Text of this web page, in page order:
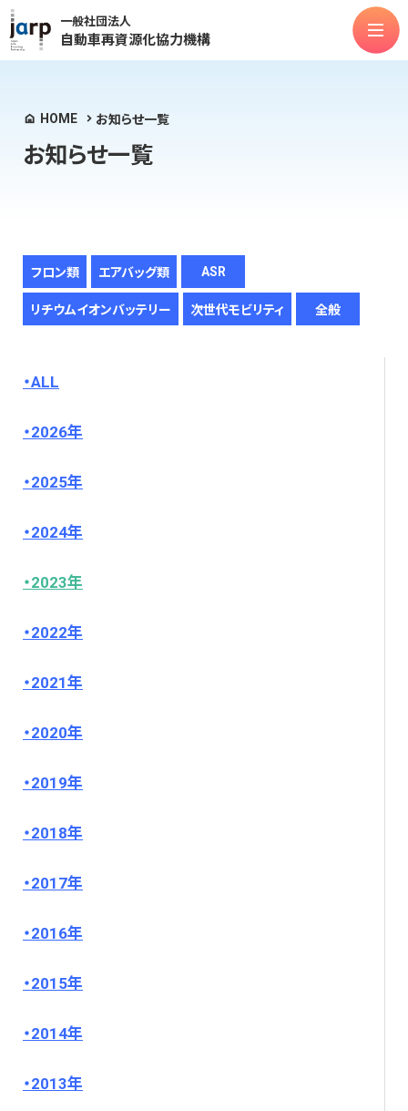
一般社団法人
自動車再資源化協力機構
法人情報
対象物品
公表関連
マニュアル類
お問合せ
HOME お知らせ一覧
お知らせ一覧
フロン類 エアバッグ類 ASR
リチウムイオンバッテリー 次世代モビリティ 全般
ALL
2026年
2025年
2024年
2023年
2022年
2021年
2020年
2019年
2018年
2017年
2016年
2015年
2014年
2013年